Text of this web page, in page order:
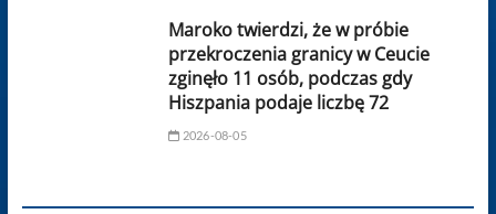
Maroko twierdzi, że w próbie
przekroczenia granicy w Ceucie
zginęło 11 osób, podczas gdy
Hiszpania podaje liczbę 72
2026-08-05